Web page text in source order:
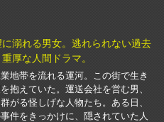
溺れる男女。逃れられない過去
厚な人間ドラマ。
地帯を流れる運河。この街で生き
抱えていた。運送会社を営む男、
がる怪しげな人物たち。ある日、
件をきっかけに、隠されていた人